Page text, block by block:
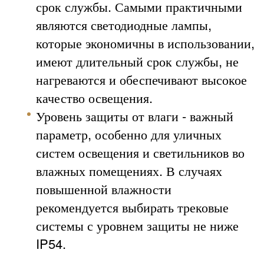
срок службы. Самыми практичными
являются светодиодные лампы,
которые экономичны в использовании,
имеют длительный срок службы, не
нагреваются и обеспечивают высокое
качество освещения.
Уровень защиты от влаги - важный
параметр, особенно для уличных
систем освещения и светильников во
влажных помещениях. В случаях
повышенной влажности
рекомендуется выбирать трековые
системы с уровнем защиты не ниже
IP54.